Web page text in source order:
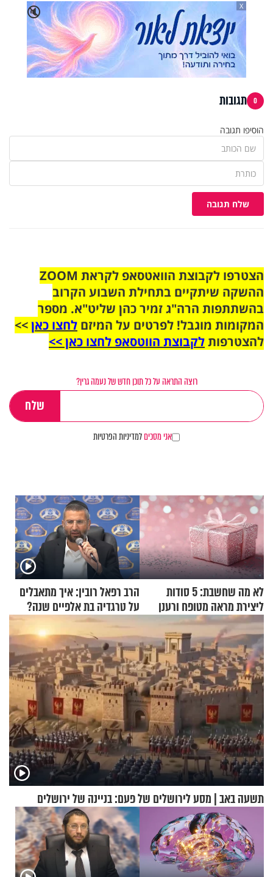
🔇
X
0 תגובות
הוסיפו תגובה
שלח תגובה
הצטרפו לקבוצת הוואטסאפ לקראת ZOOM
ההשקה שיתקיים בתחילת השבוע הקרוב
בהשתתפות הרה"ג זמיר כהן שליט"א. מספר
המקומות מוגבל! לפרטים על המיזם לחצו כאן>>
להצטרפותלקבוצת הווטסאפ לחצו כאן >>
רוצה התראה על כל תוכן חדש של נעמה גרין?
אני מסכיםלמדיניות הפרטיות
לא מה שחשבת: 5 סודות
ליצירת מראה מטופח ורענן
הרב רפאל רובין: איך מתאבלים
על טרגדיה בת אלפיים שנה?
תשעה באב | מסע לירושלים של פעם: בניינה של ירושלים